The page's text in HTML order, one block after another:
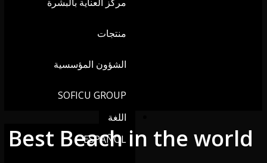
منتجات
الشؤون المؤسسية
SOFICU GROUP
اللغة
ESPAÑOL
Best Beach in the world